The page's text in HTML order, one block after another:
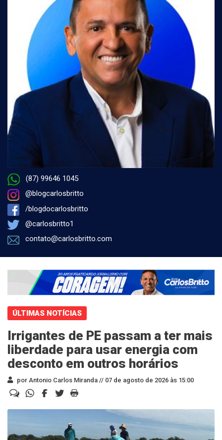
(87) 99646 1045
@blogcarlosbritto
/blogdocarlosbritto
@carlosbritto1
contato@carlosbritto.com
ÚLTIMAS NOTÍCIAS
Irrigantes de PE passam a ter mais
liberdade para usar energia com
desconto em outros horários
por Antonio Carlos Miranda // 07 de agosto de 2026 às 15:00